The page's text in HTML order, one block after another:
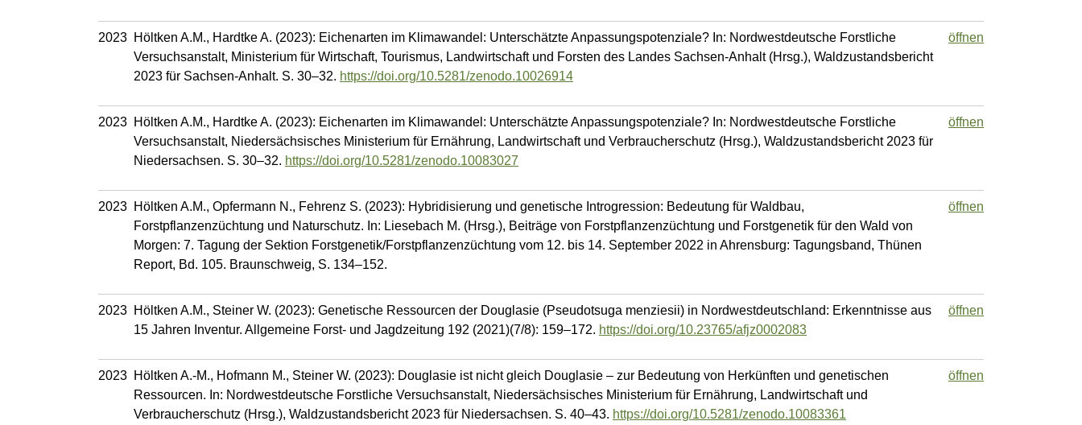
2023 Höltken A.M., Hardtke A. (2023): Eichenarten im Klimawandel: Unterschätzte Anpassungspotenziale? In: Nordwestdeutsche Forstliche
Versuchsanstalt, Ministerium für Wirtschaft, Tourismus, Landwirtschaft und Forsten des Landes Sachsen-Anhalt (Hrsg.), Waldzustandsbericht
2023 für Sachsen-Anhalt. S. 30–32. https://doi.org/10.5281/zenodo.10026914
öffnen
2023 Höltken A.M., Hardtke A. (2023): Eichenarten im Klimawandel: Unterschätzte Anpassungspotenziale? In: Nordwestdeutsche Forstliche
Versuchsanstalt, Niedersächsisches Ministerium für Ernährung, Landwirtschaft und Verbraucherschutz (Hrsg.), Waldzustandsbericht 2023 für
Niedersachsen. S. 30–32. https://doi.org/10.5281/zenodo.10083027
öffnen
2023 Höltken A.M., Opfermann N., Fehrenz S. (2023): Hybridisierung und genetische Introgression: Bedeutung für Waldbau,
Forstpflanzenzüchtung und Naturschutz. In: Liesebach M. (Hrsg.), Beiträge von Forstpflanzenzüchtung und Forstgenetik für den Wald von
Morgen: 7. Tagung der Sektion Forstgenetik/Forstpflanzenzüchtung vom 12. bis 14. September 2022 in Ahrensburg: Tagungsband, Thünen
Report, Bd. 105. Braunschweig, S. 134–152.
öffnen
2023 Höltken A.M., Steiner W. (2023): Genetische Ressourcen der Douglasie (Pseudotsuga menziesii) in Nordwestdeutschland: Erkenntnisse aus
15 Jahren Inventur. Allgemeine Forst- und Jagdzeitung 192 (2021)(7/8): 159–172. https://doi.org/10.23765/afjz0002083
öffnen
2023 Höltken A.-M., Hofmann M., Steiner W. (2023): Douglasie ist nicht gleich Douglasie – zur Bedeutung von Herkünften und genetischen
Ressourcen. In: Nordwestdeutsche Forstliche Versuchsanstalt, Niedersächsisches Ministerium für Ernährung, Landwirtschaft und
Verbraucherschutz (Hrsg.), Waldzustandsbericht 2023 für Niedersachsen. S. 40–43. https://doi.org/10.5281/zenodo.10083361
öffnen